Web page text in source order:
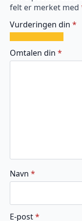
felt er merket med
Vurderingen din *
av
5
av
5
av
5
av
5
av
5
Omtalen din *
Navn *
E-post*